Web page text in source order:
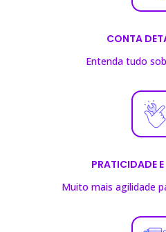
CONTA
Entenda tudo
PRATICIDADE
Muito mais agilidade